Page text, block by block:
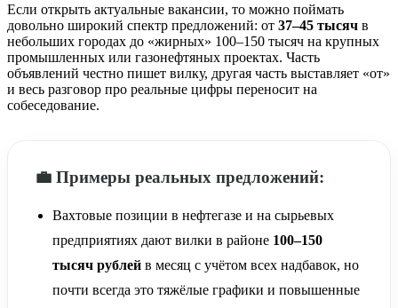
Если открыть актуальные вакансии, то можно поймать
довольно широкий спектр предложений: от 37–45 тысяч в
небольших городах до «жирных» 100–150 тысяч на крупных
промышленных или газонефтяных проектах. Часть
объявлений честно пишет вилку, другая часть выставляет «от»
и весь разговор про реальные цифры переносит на
собеседование.
💼 Примеры реальных предложений:
Вахтовые позиции в нефтегазе и на сырьевых
предприятиях дают вилки в районе 100–150
тысяч рублей в месяц с учётом всех надбавок, но
почти всегда это тяжёлые графики и повышенные